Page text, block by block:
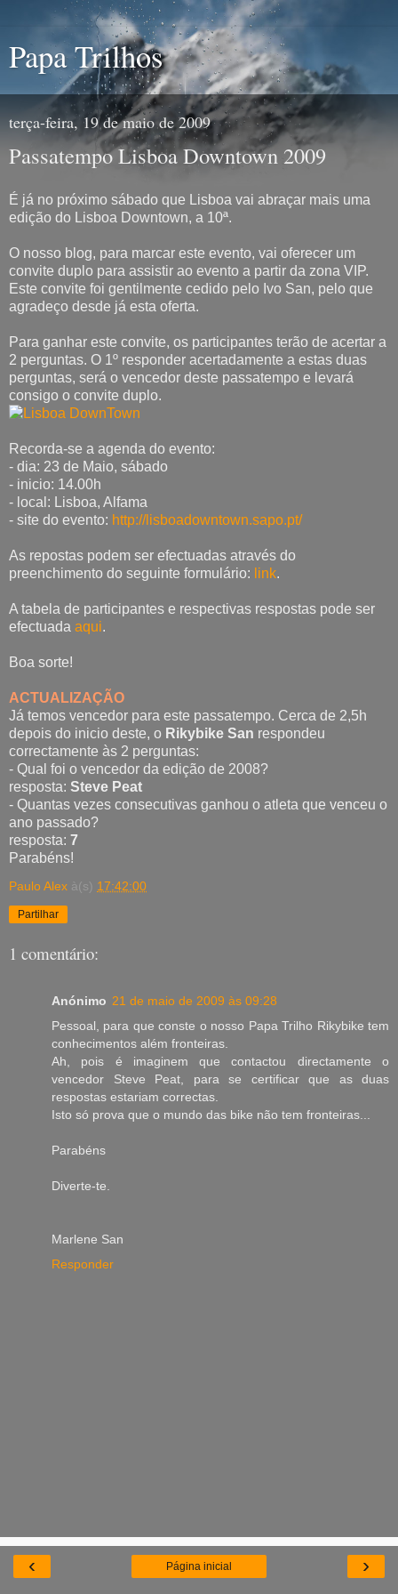
Papa Trilhos
terça-feira, 19 de maio de 2009
Passatempo Lisboa Downtown 2009
É já no próximo sábado que Lisboa vai abraçar mais uma
edição do Lisboa Downtown, a 10ª.
O nosso blog, para marcar este evento, vai oferecer um
convite duplo para assistir ao evento a partir da zona VIP.
Este convite foi gentilmente cedido pelo Ivo San, pelo que
agradeço desde já esta oferta.
Para ganhar este convite, os participantes terão de acertar a
2 perguntas. O 1º responder acertadamente a estas duas
perguntas, será o vencedor deste passatempo e levará
consigo o convite duplo.
Recorda-se a agenda do evento:
- dia: 23 de Maio, sábado
- inicio: 14.00h
- local: Lisboa, Alfama
- site do evento: http://lisboadowntown.sapo.pt/
As repostas podem ser efectuadas através do
preenchimento do seguinte formulário: link.
A tabela de participantes e respectivas respostas pode ser
efectuada aqui.
Boa sorte!
ACTUALIZAÇÃO
Já temos vencedor para este passatempo. Cerca de 2,5h
depois do inicio deste, o Rikybike San respondeu
correctamente às 2 perguntas:
- Qual foi o vencedor da edição de 2008?
resposta: Steve Peat
- Quantas vezes consecutivas ganhou o atleta que venceu o
ano passado?
resposta: 7
Parabéns!
Paulo Alex à(s) 17:42:00
Partilhar
1 comentário:
Anónimo 21 de maio de 2009 às 09:28
Pessoal, para que conste o nosso Papa Trilho Rikybike tem
conhecimentos além fronteiras.
Ah, pois é imaginem que contactou directamente o
vencedor Steve Peat, para se certificar que as duas
respostas estariam correctas.
Isto só prova que o mundo das bike não tem fronteiras...
Parabéns
Diverte-te.
Marlene San
Responder
‹ ›
Página inicial